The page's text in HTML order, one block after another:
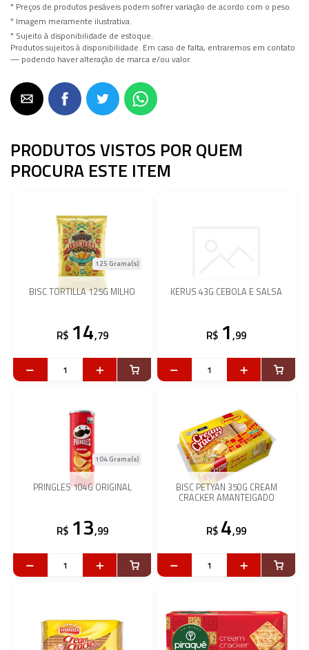
* Preços de produtos pesáveis podem sofrer variação de acordo com o peso.
* Imagem meramente ilustrativa.
* Sujeito à disponibilidade de estoque.
Produtos sujeitos à disponibilidade. Em caso de falta, entraremos em contato
— podendo haver alteração de marca e/ou valor.
PRODUTOS VISTOS POR QUEM
PROCURA ESTE ITEM
BISC TORTILLA 125G MILHO
125 Grama(s)
R$ 14,79
KERUS 43G CEBOLA E SALSA
R$ 1,99
PRINGLES 104G ORIGINAL
104 Grama(s)
R$ 13,99
BISC PETYAN 350G CREAM
CRACKER AMANTEIGADO
R$ 4,99